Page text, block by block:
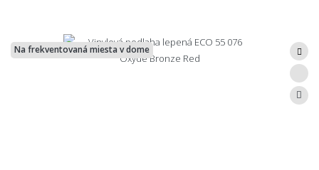
Na frekventovaná miesta v dome